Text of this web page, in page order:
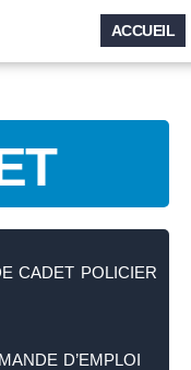
ACCUEIL
CADET POLICIER
D’EMPLOI